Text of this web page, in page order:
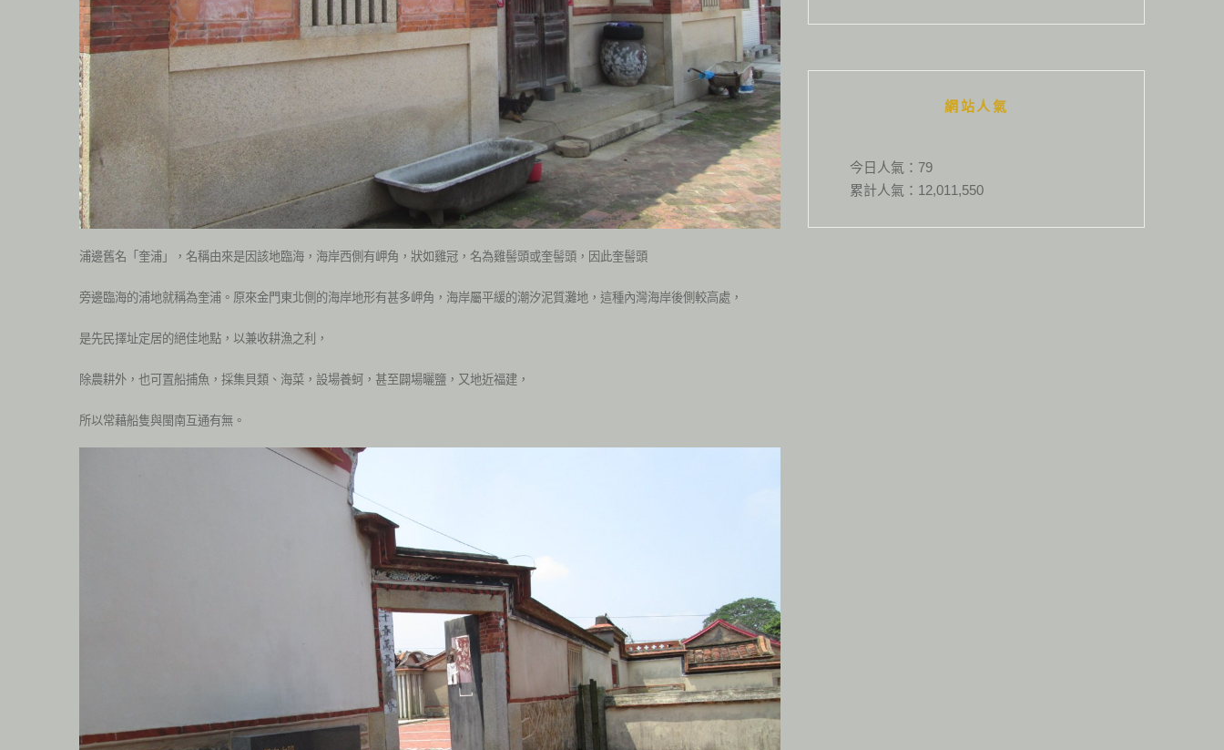
浦邊舊名「奎浦」，名稱由來是因該地臨海，海岸西側有岬角，狀如雞冠，名為雞髻頭或奎髻頭，因此奎髻頭
旁邊臨海的浦地就稱為奎浦。原來金門東北側的海岸地形有甚多岬角，海岸屬平緩的潮汐泥質灘地，這種內灣海岸後側較高處，
是先民擇址定居的絕佳地點，以兼收耕漁之利，
除農耕外，也可置船捕魚，採集貝類、海菜，設場養蚵，甚至闢場曬鹽，又地近福建，
所以常藉船隻與閩南互通有無。
網站人氣
今日人氣： 79
累計人氣： 12,011,550